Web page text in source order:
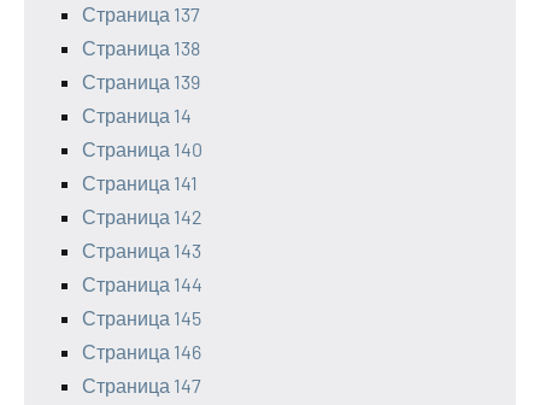
Страница 137
Страница 138
Страница 139
Страница 14
Страница 140
Страница 141
Страница 142
Страница 143
Страница 144
Страница 145
Страница 146
Страница 147